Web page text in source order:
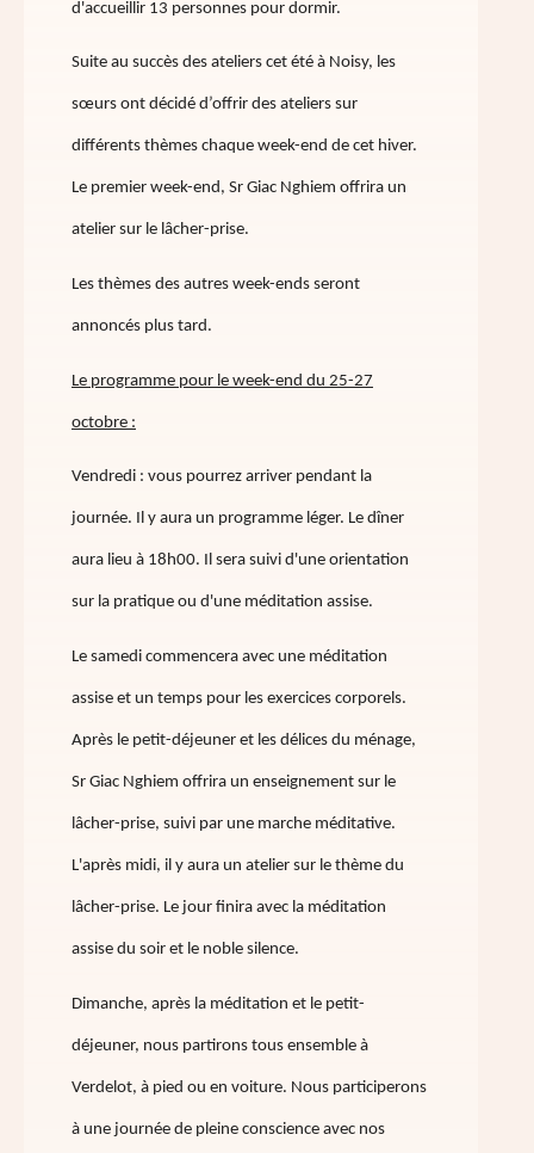
d'accueillir 13 personnes pour dormir.
Suite au succès des ateliers cet été à Noisy, les
sœurs ont décidé d’offrir des ateliers sur
différents thèmes chaque week-end de cet hiver.
Le premier week-end, Sr Giac Nghiem offrira un
atelier sur le lâcher-prise.
Les thèmes des autres week-ends seront
annoncés plus tard.
Le programme pour le week-end du 25-27
octobre :
Vendredi : vous pourrez arriver pendant la
journée. Il y aura un programme léger. Le dîner
aura lieu à 18h00. Il sera suivi d'une orientation
sur la pratique ou d'une méditation assise.
Le samedi commencera avec une méditation
assise et un temps pour les exercices corporels.
Après le petit-déjeuner et les délices du ménage,
Sr Giac Nghiem offrira un enseignement sur le
lâcher-prise, suivi par une marche méditative.
L'après midi, il y aura un atelier sur le thème du
lâcher-prise. Le jour finira avec la méditation
assise du soir et le noble silence.
Dimanche, après la méditation et le petit-
déjeuner, nous partirons tous ensemble à
Verdelot, à pied ou en voiture. Nous participerons
à une journée de pleine conscience avec nos